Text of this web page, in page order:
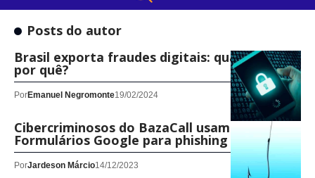
Posts do autor
Brasil exporta fraudes digitais: quais são e
por quê?
PorEmanuel Negromonte19/02/2024
Cibercriminosos do BazaCall usam os
Formulários Google para phishing
PorJardeson Márcio14/12/2023